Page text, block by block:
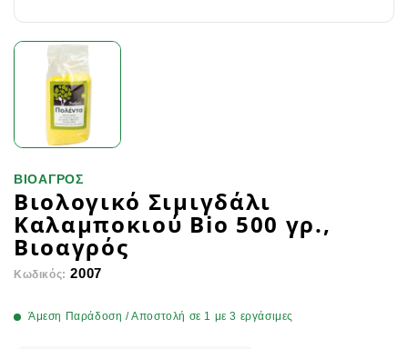
ΒΙΟΑΓΡΟΣ
Βιολογικό Σιμιγδάλι
Καλαμποκιού Bio 500 γρ.,
Βιοαγρός
Κωδικός: 2007
Άμεση Παράδοση / Αποστολή σε 1 με 3 εργάσιμες